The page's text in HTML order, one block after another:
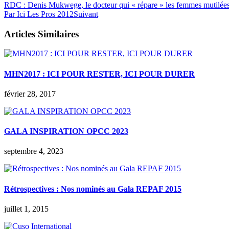
RDC : Denis Mukwege, le docteur qui « répare » les femmes
Par Ici Les Pros 2012Suivant
Articles Similaires
MHN2017 : ICI POUR RESTER, ICI POUR DURER
février 28, 2017
GALA INSPIRATION OPCC 2023
septembre 4, 2023
Rétrospectives : Nos nominés au Gala REPAF 2015
juillet 1, 2015